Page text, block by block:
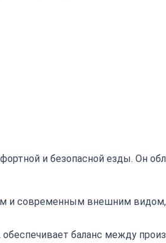
и безопасной езды. Он
и современным внешним
баланс между